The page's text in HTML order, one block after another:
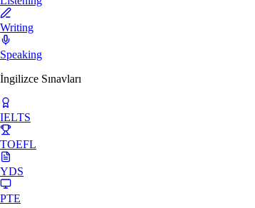
Writing
Speaking
İngilizce Sınavları
IELTS
TOEFL
YDS
PTE